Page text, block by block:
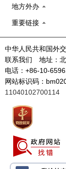
地方外办
重要链接
中华人民共和国外
联系我们 地址：
电话：+86-10-
网站标识码：
11040102700114